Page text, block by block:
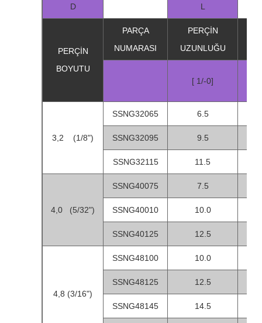
D L
PERÇİN
BOYUTU
PARÇA
NUMARASI
PERÇİN
UZUNLUĞU
[ 1/-0]
3,2 (1/8")
SSNG32065 6.5
SSNG32095 9.5
SSNG32115 11.5
4,0 (5/32")
SSNG40075 7.5
SSNG40010 10.0
SSNG40125 12.5
4,8 (3/16")
SSNG48100 10.0
SSNG48125 12.5
SSNG48145 14.5